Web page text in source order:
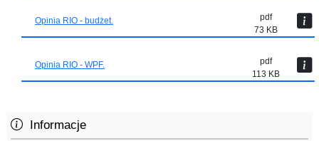
Opinia RIO - budżet.
pdf
73 KB
Opinia RIO - WPF.
pdf
113 KB
Informacje